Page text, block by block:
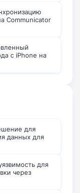
Communicator
с iPhone на
для
данных для
для
через